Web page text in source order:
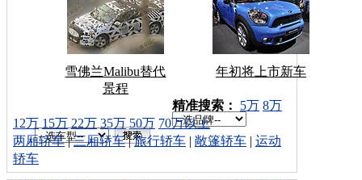
雪佛兰Malibu替代
景程
年初将上市新车
车型搜索：
精准搜索： 5万 8万
12万 15万 22万 35万 50万 70万以上
两厢轿车|三厢轿车|旅行轿车 | 敞篷轿车 | 运动
轿车